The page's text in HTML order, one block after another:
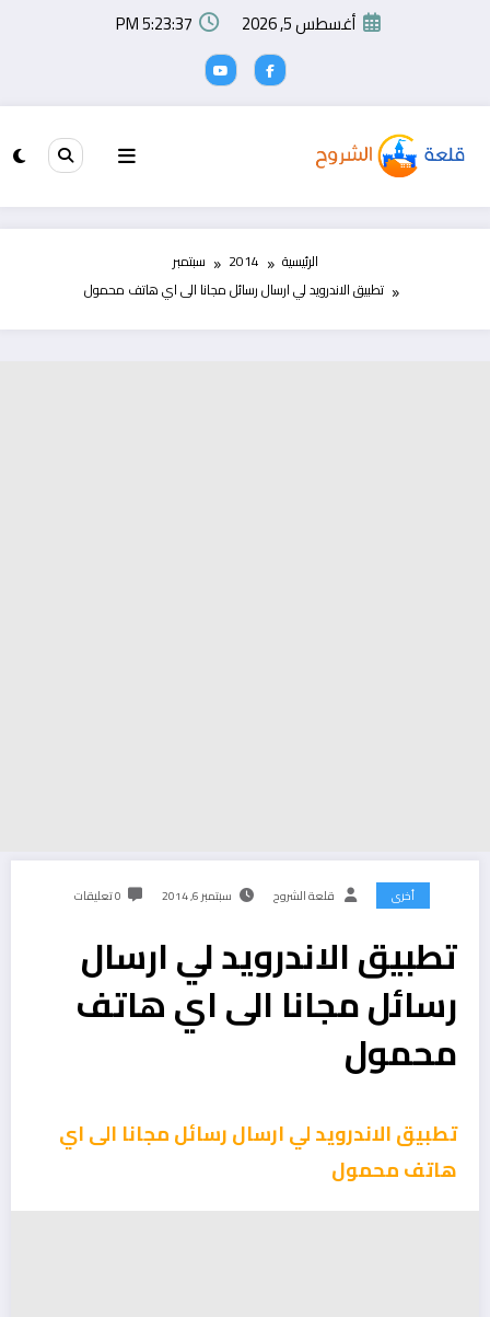
أغسطس 5, 2026 5:23:38 PM
الرئيسية 2014
سبتمبر
تطبيق الاندرويد لي ارسال رسائل مجانا الى اي هاتف محمول
أخرى قلعة الشروح سبتمبر 6, 2014 0 تعليقات
تطبيق الاندرويد لي ارسال
رسائل مجانا الى اي هاتف
محمول
تطبيق الاندرويد لي ارسال رسائل مجانا الى اي
هاتف محمول